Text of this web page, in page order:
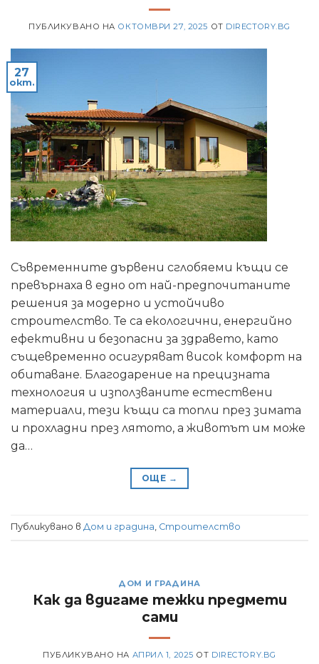
ПУБЛИКУВАНО НА ОКТОМВРИ 27, 2025 ОТ DIRECTORY.BG
27
окт.
Съвременните дървени сглобяеми къщи се
превърнаха в едно от най-предпочитаните
решения за модерно и устойчиво
строителство. Те са екологични, енергийно
ефективни и безопасни за здравето, като
същевременно осигуряват висок комфорт на
обитаване. Благодарение на прецизната
технология и използваните естествени
материали, тези къщи са топли през зимата
и прохладни през лятото, а животът им може
да…
ОЩЕ →
Публикувано в Дом и градина Строителство
ДОМ И ГРАДИНА
Как да вдигаме тежки предмети
сами
ПУБЛИКУВАНО НА АПРИЛ 1, 2025 ОТ DIRECTORY.BG